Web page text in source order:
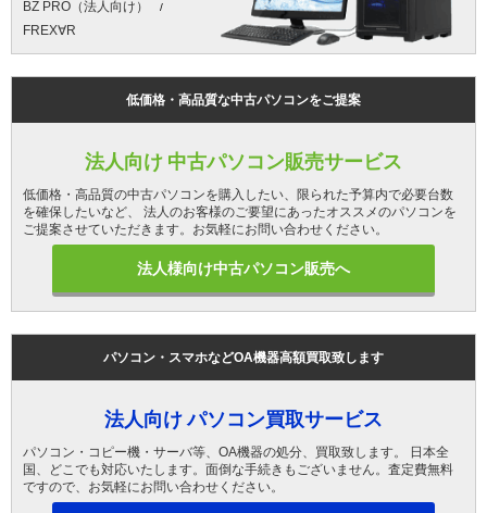
BZ PRO（法人向け）
FREX∀R
低価格・高品質な中古パソコンをご提案
法人向け 中古パソコン販売サービス
低価格・高品質の中古パソコンを購入したい、限られた予算内で必要台数
を確保したいなど、 法人のお客様のご要望にあったオススメのパソコンを
ご提案させていただきます。お気軽にお問い合わせください。
法人様向け中古パソコン販売へ
パソコン・スマホなどOA機器高額買取致します
法人向け パソコン買取サービス
パソコン・コピー機・サーバ等、OA機器の処分、買取致します。 日本全
国、どこでも対応いたします。面倒な手続きもございません。査定費無料
ですので、お気軽にお問い合わせください。